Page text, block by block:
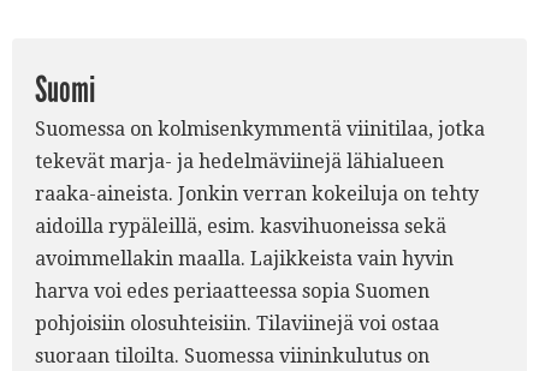
Suomi
Suomessa on kolmisenkymmentä viinitilaa, jotka
tekevät marja- ja hedelmäviinejä lähialueen
raaka-aineista. Jonkin verran kokeiluja on tehty
aidoilla rypäleillä, esim. kasvihuoneissa sekä
avoimmellakin maalla. Lajikkeista vain hyvin
harva voi edes periaatteessa sopia Suomen
pohjoisiin olosuhteisiin. Tilaviinejä voi ostaa
suoraan tiloilta. Suomessa viininkulutus on